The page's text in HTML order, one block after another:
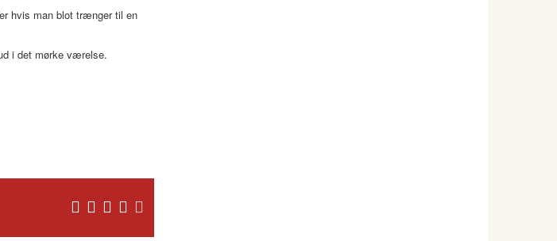
hvis man blot trænger til en
i det mørke værelse.